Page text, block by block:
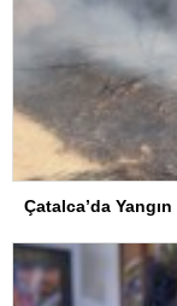
Çatalca’da